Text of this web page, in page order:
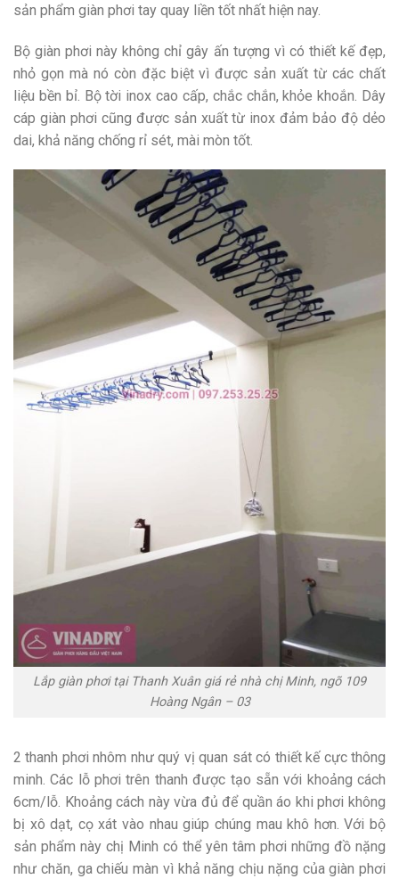
sản phẩm giàn phơi tay quay liền tốt nhất hiện nay.
Bộ giàn phơi này không chỉ gây ấn tượng vì có thiết kế đẹp,
nhỏ gọn mà nó còn đặc biệt vì được sản xuất từ các chất
liệu bền bỉ. Bộ tời inox cao cấp, chắc chắn, khỏe khoắn. Dây
cáp giàn phơi cũng được sản xuất từ inox đảm bảo độ dẻo
dai, khả năng chống rỉ sét, mài mòn tốt.
Lắp giàn phơi tại Thanh Xuân giá rẻ nhà chị Minh, ngõ 109
Hoàng Ngân – 03
2 thanh phơi nhôm như quý vị quan sát có thiết kế cực thông
minh. Các lỗ phơi trên thanh được tạo sẵn với khoảng cách
6cm/lỗ. Khoảng cách này vừa đủ để quần áo khi phơi không
bị xô dạt, cọ xát vào nhau giúp chúng mau khô hơn. Với bộ
sản phẩm này chị Minh có thể yên tâm phơi những đồ nặng
như chăn, ga chiếu màn vì khả năng chịu nặng của giàn phơi